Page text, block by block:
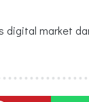
market